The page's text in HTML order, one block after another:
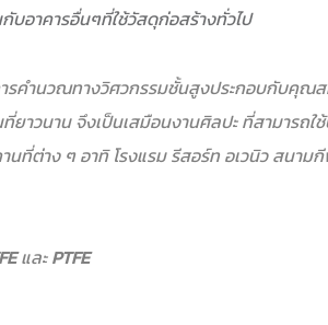
บอาคารอื่นๆที่ใช้วัสดุก่อสร้างทั่วไป
รคำนวณทางวิศวกรรมชั้นสูงประกอบกับคุณ
าวนาน จึงเป็นเสมือนงานศิลปะ ที่สามารถใช้
ที่ต่าง ๆ อาทิ โรงแรม รีสอร์ท อเวนิว สนาม
และPTFE